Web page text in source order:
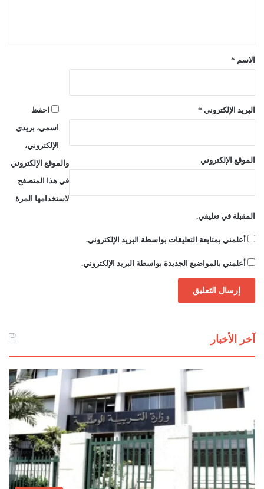
*
الاسم *
البريد الإلكتروني *
الموقع الإلكتروني
احفظ
اسمي، بريدي
الإلكتروني،
والموقع الإلكتروني
في هذا المتصفح
لاستخدامها المرة
المقبلة في تعليقي.
أعلمني بمتابعة التعليقات بواسطة البريد الإلكتروني.
أعلمني بالمواضيع الجديدة بواسطة البريد الإلكتروني.
آخر الأخبار